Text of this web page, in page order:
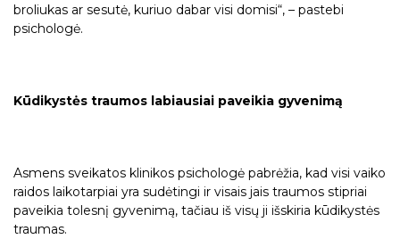
broliukas ar sesutė, kuriuo dabar visi domisi“, – pastebi
psichologė.
Kūdikystės traumos labiausiai paveikia gyvenimą
Asmens sveikatos klinikos psichologė pabrėžia, kad visi vaiko
raidos laikotarpiai yra sudėtingi ir visais jais traumos stipriai
paveikia tolesnį gyvenimą, tačiau iš visų ji išskiria kūdikystės
traumas.